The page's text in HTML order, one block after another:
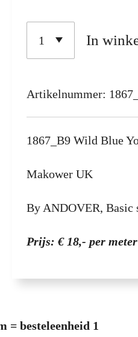
In
Artikelnummer:
1867_B9 Wild Blue
Makower UK
By ANDOVER, Basic
Prijs: € 18,- per meter
= besteleenheid 1